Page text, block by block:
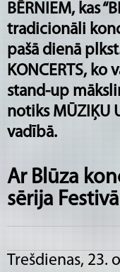
BĒRNIEM, kas
tradicionāli
pašā dienā
KONCERTS,
stand-up
notiks MŪZIĶU
vadībā.
Ar Blūza
sērija
Trešdienas, 23.